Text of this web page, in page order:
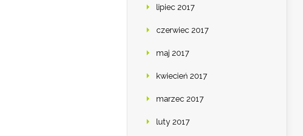
lipiec 2017
czerwiec 2017
maj 2017
kwiecień 2017
marzec 2017
luty 2017